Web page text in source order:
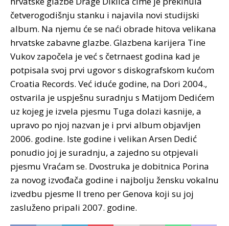
četverogodišnju stanku i najavila novi studijski
album. Na njemu će se naći obrade hitova velikana
hrvatske zabavne glazbe. Glazbena karijera Tine
Vukov započela je već s četrnaest godina kad je
potpisala svoj prvi ugovor s diskografskom kućom
Croatia Records. Već iduće godine, na Dori 2004.,
ostvarila je uspješnu suradnju s Matijom Dedićem
uz kojeg je izvela pjesmu Tuga dolazi kasnije, a
upravo po njoj nazvan je i prvi album objavljen
2006. godine. Iste godine i velikan Arsen Dedić
ponudio joj je suradnju, a zajedno su otpjevali
pjesmu Vraćam se. Dvostruka je dobitnica Porina
za novog izvođača godine i najbolju žensku vokalnu
izvedbu pjesme Il treno per Genova koji su joj
zasluženo pripali 2007. godine.